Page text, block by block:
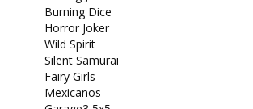
Burning Dice
Horror Joker
Wild Spirit
Silent Samurai
Fairy Girls
Mexicanos